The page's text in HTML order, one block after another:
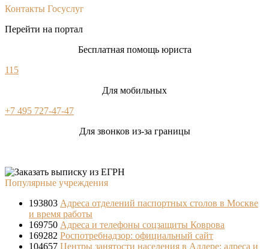
Контакты Госуслуг
Перейти на портал
Бесплатная помощь юриста
115
Для мобильных
+7 495 727-47-47
Для звонков из-за границы
Популярные учреждения
193803 Адреса отделений паспортных столов в Москве
и время работы
169750 Адреса и телефоны соцзащиты Коврова
169282 Роспотребнадзор: официальный сайт
104657 Центры занятости населения в Адлере: адреса и